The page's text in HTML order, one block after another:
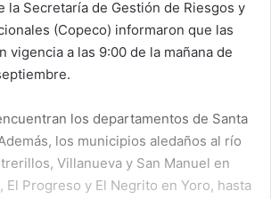
la Secretaría de Gestión de Riesgos y
(Copeco) informaron que las
vigencia a las 9:00 de la mañana de
los departamentos de Santa
los municipios aledaños al río
Villanueva y San Manuel en
El Progreso y El Negrito en Yoro, hasta